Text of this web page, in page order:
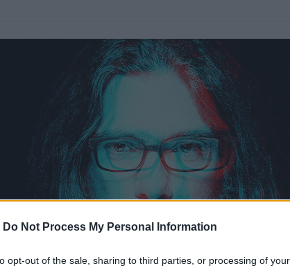
Do Not Process My Personal Information
opt-out of the sale, sharing to third parties, or processing of